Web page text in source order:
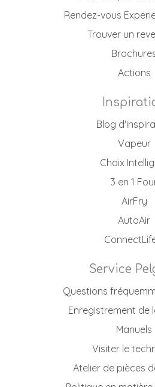
Rendez-vous
Trouver un
Actions
Blog
Vapeur
Choix
3 en 1
AirFry
AutoAir
Service
Questions
Enregistrement de
Manuels
Visiter le
Atelier de pièces